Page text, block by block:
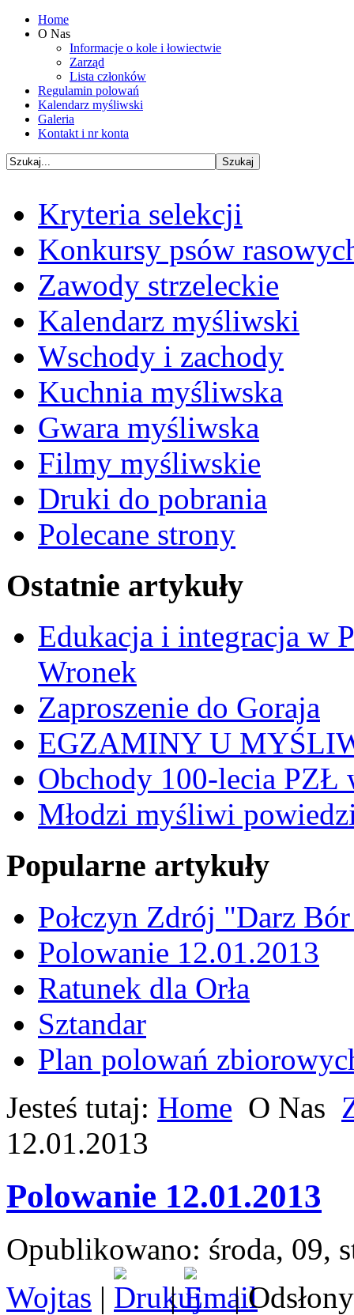
Home
O Nas
Informacje o kole i łowiectwie
Zarząd
Lista członków
Regulamin polowań
Kalendarz myśliwski
Galeria
Kontakt i nr konta
Kryteria selekcji
Konkursy psów
Zawody strzeleckie
Kalendarz myśliwski
Wschody i zachody
Kuchnia myśliwska
Gwara myśliwska
Filmy myśliwskie
Druki do pobrania
Polecane strony
Ostatnie artykuły
Edukacja i integracja w
Wronek
Zaproszenie do Goraja
EGZAMINY U
Obchody 100-lecia PZŁ
Młodzi myśliwi
Popularne artykuły
Połczyn Zdrój "Darz
Polowanie 12.01.2013
Ratunek dla Orła
Sztandar
Plan polowań
Jesteś tutaj: Home O Nas
12.01.2013
Polowanie 12.01.2013
Opublikowano: środa, 09,
Wojtas | |
|